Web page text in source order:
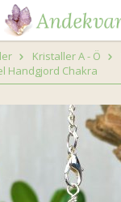
Kristaller A - Ö
Handgjord Chakra